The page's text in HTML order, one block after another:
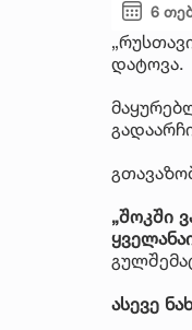
6
დატოვა.
„შოკში
ასევე